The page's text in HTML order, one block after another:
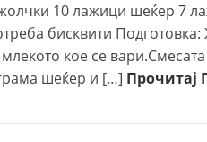
10 лажици шеќер 7
бисквити
кое се
шеќер и […] Прочитај